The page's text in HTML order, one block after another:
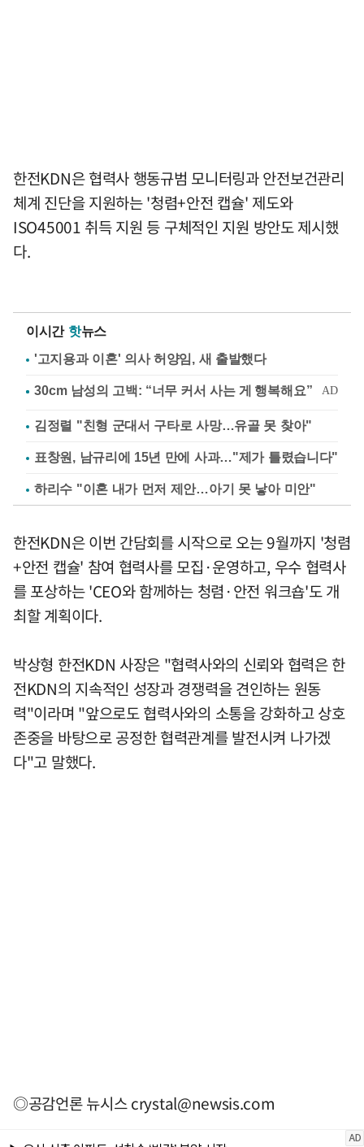
한전KDN은 협력사 행동규범 모니터링과 안전보건관리
체계 진단을 지원하는 '청렴+안전 캡슐' 제도와
ISO45001 취득 지원 등 구체적인 지원 방안도 제시했
다.
이시간 핫뉴스
'고지용과 이혼' 의사 허양임, 새 출발했다
김정렬 "친형 군대서 구타로 사망…유골 못 찾아"
표창원, 남규리에 15년 만에 사과…"제가 틀렸습니다"
하리수 "이혼 내가 먼저 제안…아기 못 낳아 미안"
한전KDN은 이번 간담회를 시작으로 오는 9월까지 '청렴
+안전 캡슐' 참여 협력사를 모집·운영하고, 우수 협력사
를 포상하는 'CEO와 함께하는 청렴·안전 워크숍'도 개
최할 계획이다.
박상형 한전KDN 사장은 "협력사와의 신뢰와 협력은 한
전KDN의 지속적인 성장과 경쟁력을 견인하는 원동
력"이라며 "앞으로도 협력사와의 소통을 강화하고 상호
존중을 바탕으로 공정한 협력관계를 발전시켜 나가겠
다"고 말했다.
◎공감언론 뉴시스crystal@newsis.com